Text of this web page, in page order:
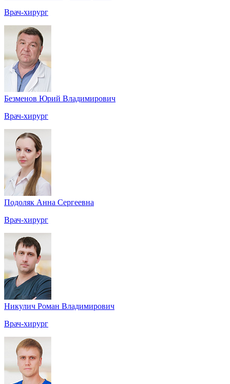
Врач-хирург
Безменов Юрий Владимирович
Врач-хирург
Подоляк Анна Сергеевна
Врач-хирург
Никулич Роман Владимирович
Врач-хирург